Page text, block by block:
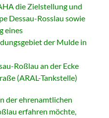
die Zielstellung und
Dessau-Rosslau sowie
eines
der Mulde in
Roßlau an der Ecke
(ARAL-Tankstelle)
der ehrenamtlichen
erfahren möchte,